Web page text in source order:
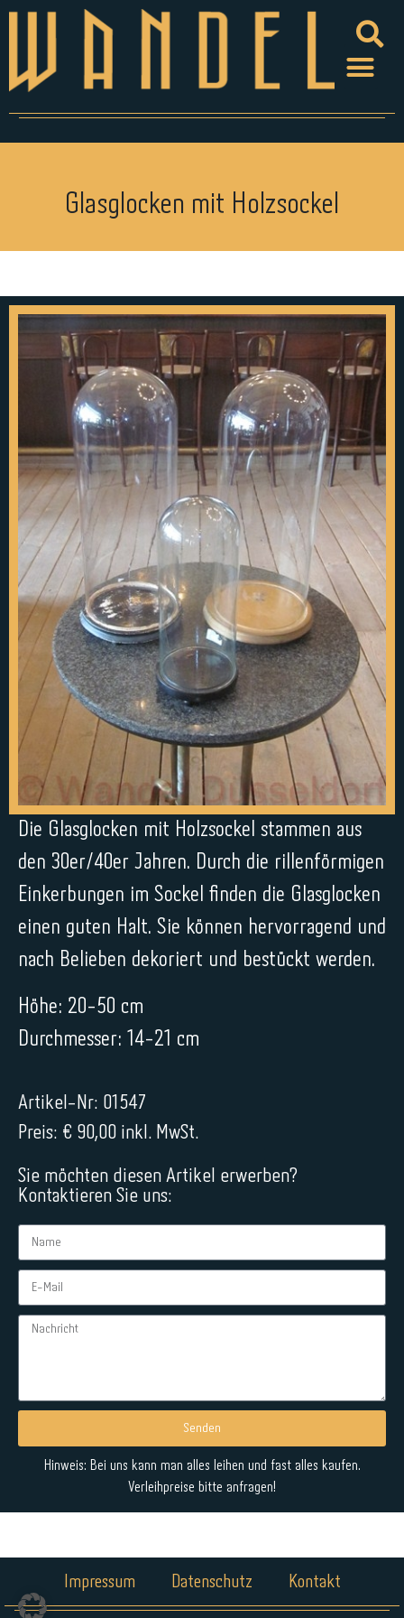
Glasglocken mit Holzsockel
Die Glasglocken mit Holzsockel stammen aus
den 30er/40er Jahren. Durch die rillenförmigen
Einkerbungen im Sockel finden die Glasglocken
einen guten Halt. Sie können hervorragend und
nach Belieben dekoriert und bestückt werden.
Höhe: 20-50 cm
Durchmesser: 14-21 cm
Artikel-Nr: 01547
Preis: € 90,00 inkl. MwSt.
Sie möchten diesen Artikel erwerben?
Kontaktieren Sie uns:
Senden
Alternative:
Hinweis: Bei uns kann man alles leihen und fast alles kaufen.
Verleihpreise bitte anfragen!
Impressum Datenschutz Kontakt